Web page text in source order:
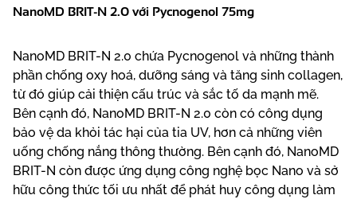
NanoMD BRIT-N 2.0 với Pycnogenol 75mg
NanoMD BRIT-N 2.0 chứa Pycnogenol và những thành
phần chống oxy hoá, dưỡng sáng và tăng sinh collagen,
từ đó giúp cải thiện cấu trúc và sắc tố da mạnh mẽ.
Bên cạnh đó, NanoMD BRIT-N 2.0 còn có công dụng
bảo vệ da khỏi tác hại của tia UV, hơn cả những viên
uống chống nắng thông thường. Bên cạnh đó, NanoMD
BRIT-N còn được ứng dụng công nghệ bọc Nano và sở
hữu công thức tối ưu nhất để phát huy công dụng làm